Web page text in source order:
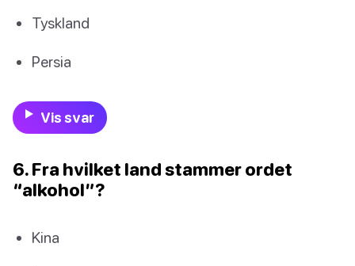
Tyskland
Persia
Vis svar
6. Fra hvilket land stammer ordet
“alkohol”?
Kina